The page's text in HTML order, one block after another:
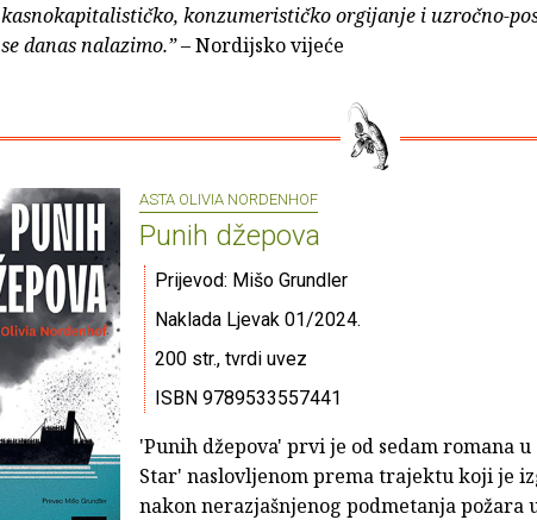
kasnokapitalističko, konzumerističko orgijanje i uzročno-
se danas nalazimo.”– Nordijsko vijeće
ASTA OLIVIA NORDENHOF
Punih džepova
Prijevod: Mišo Grundler
Naklada Ljevak 01/2024.
200 str., tvrdi uvez
ISBN 9789533557441
'Punih džepova' prvi je od sedam romana
Star' naslovljenom prema trajektu koji je
nakon nerazjašnjenog podmetanja požara